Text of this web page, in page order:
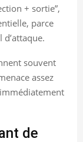
+ sortie”,
parce
d’attaque.
souvent
assez
de